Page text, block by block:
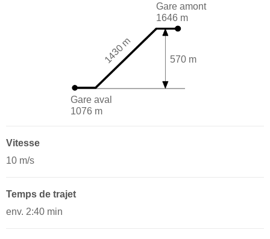
Gare aval
1076 m
Gare amont
1646 m
570 m
1430 m
Vitesse
10 m/s
Temps de trajet
env. 2:40 min